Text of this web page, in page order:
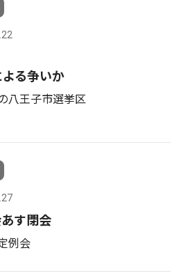
る争いか
八王子市選挙区
す閉会
例会